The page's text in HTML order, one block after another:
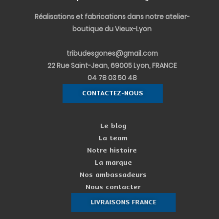
Réalisations et fabrications dans notre atelier-
boutique du Vieux-Lyon
tribudesgones@gmail.com
22 Rue Saint-Jean, 69005 Lyon, FRANCE
04 78 03 50 48
CONTACTEZ-NOUS
Le blog
La team
Notre histoire
La marque
Nos ambassadeurs
Nous contacter
LIVRAISONS FRANCE